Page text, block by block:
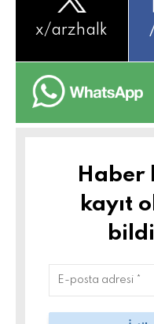
x/arzhalk
Haber
kayıt